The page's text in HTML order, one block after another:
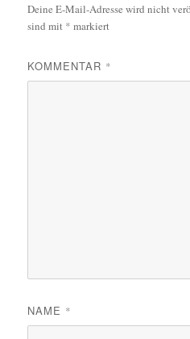
Deine E-Mail-Adresse wird nicht
sind mit * markiert
KOMMENTAR *
NAME *